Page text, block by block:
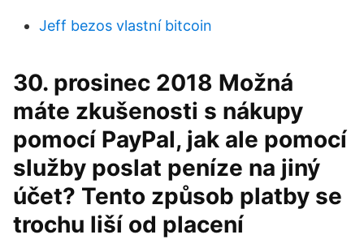
Jeff bezos vlastní bitcoin
30. prosinec 2018 Možná
máte zkušenosti s nákupy
pomocí PayPal, jak ale pomocí
služby poslat peníze na jiný
účet? Tento způsob platby se
trochu liší od placení